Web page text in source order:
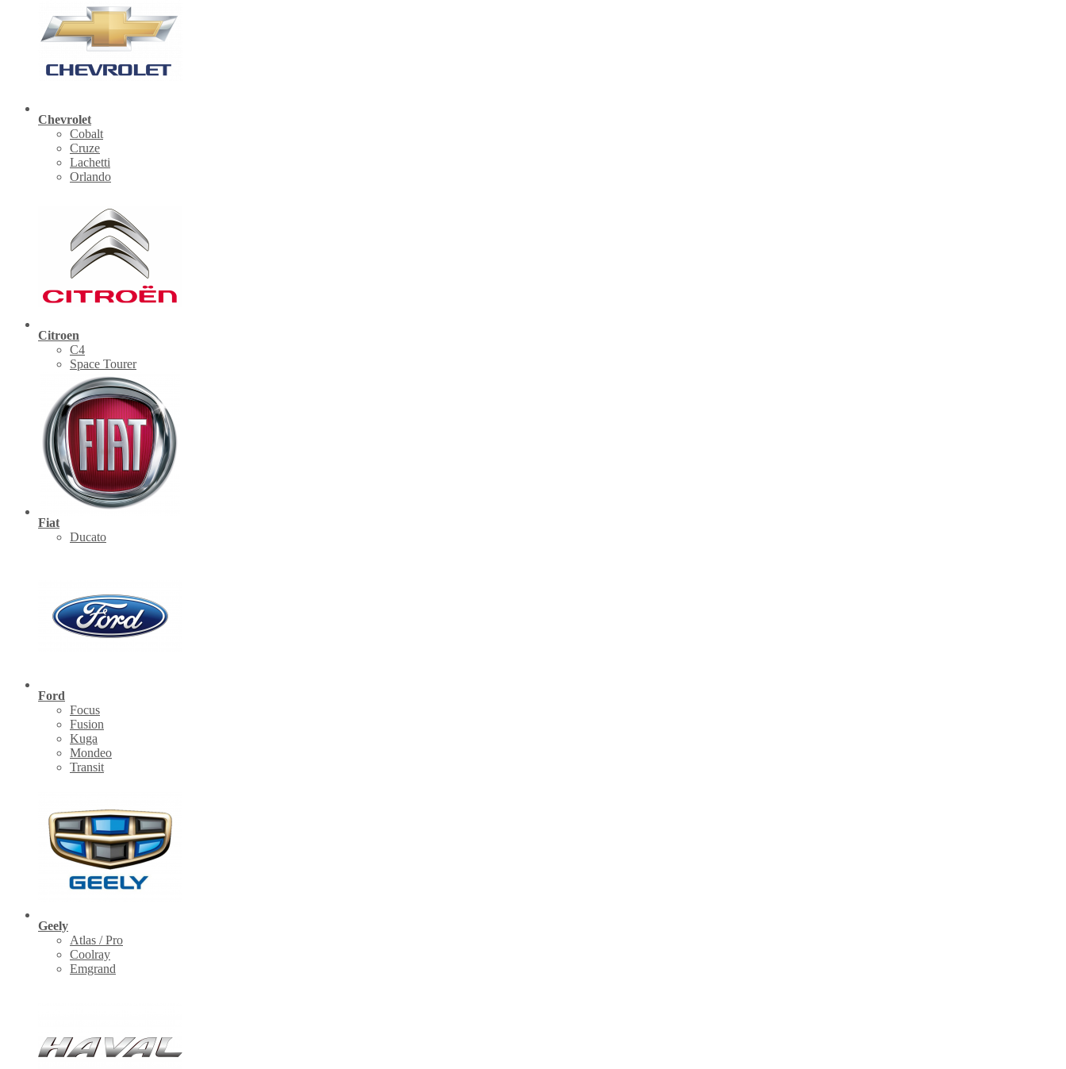
Chevrolet
Cobalt
Cruze
Lachetti
Orlando
Citroen
C4
Space Tourer
Fiat
Ducato
Ford
Focus
Fusion
Kuga
Mondeo
Transit
Geely
Atlas / Pro
Coolray
Emgrand